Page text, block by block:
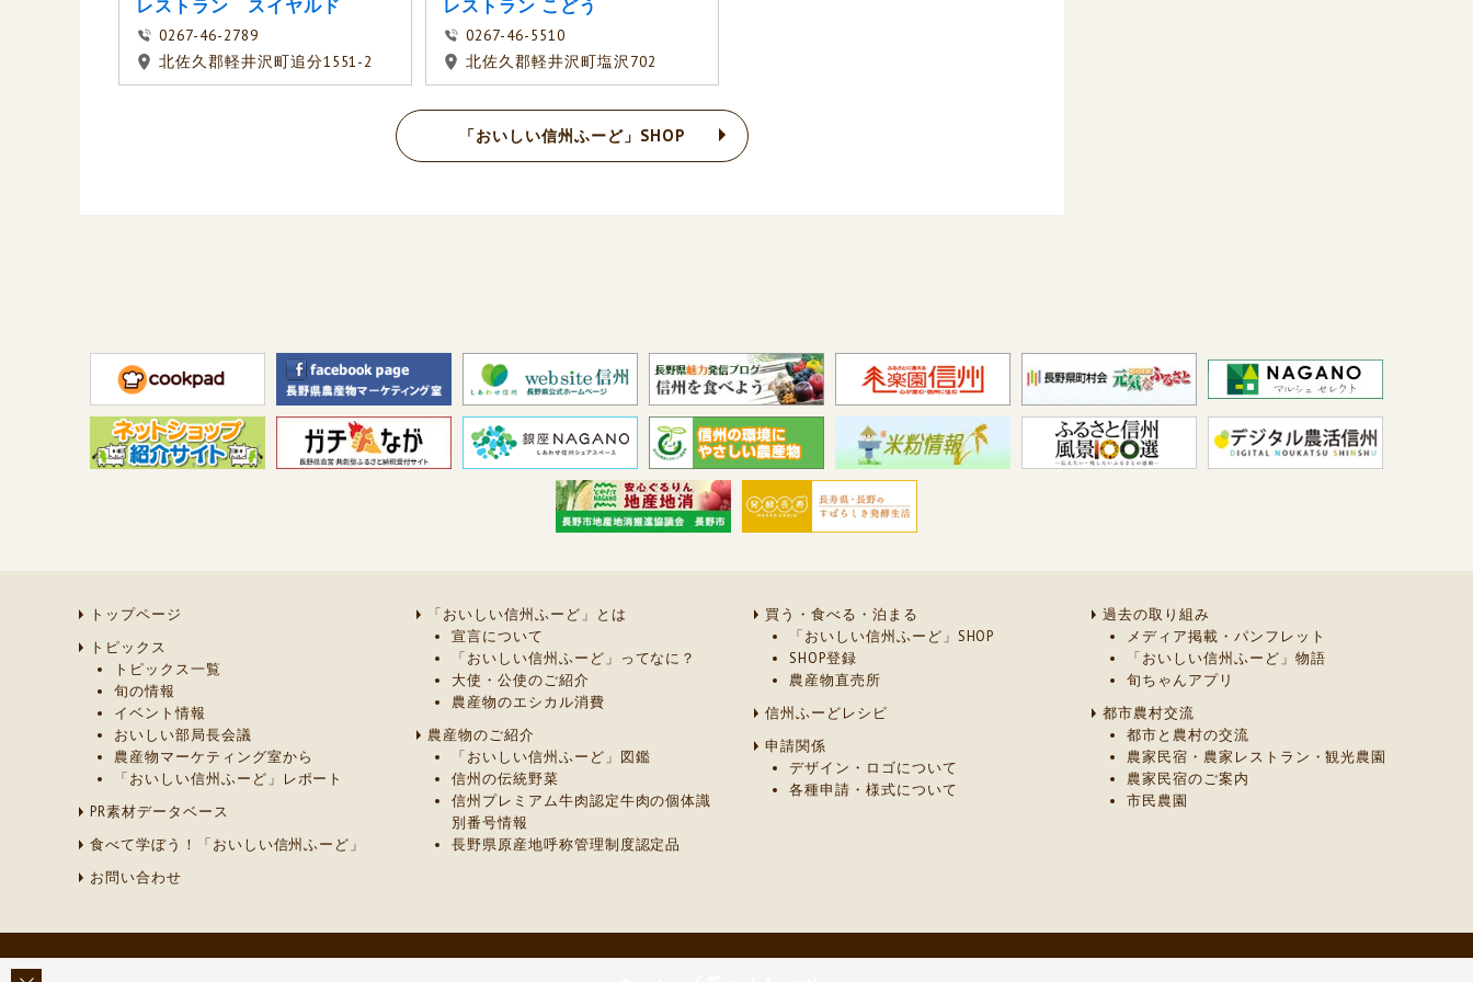
レストラン スイヤルド
0267-46-2789
北佐久郡軽井沢町追分1551-2
レストラン こどう
0267-46-5510
北佐久郡軽井沢町塩沢702
「おいしい信州ふーど」SHOP
トップページ
トピックス
トピックス一覧
旬の情報
イベント情報
おいしい部局長会議
農産物マーケティング室から
「おいしい信州ふーど」レポート
PR素材データベース
食べて学ぼう！「おいしい信州ふーど」
お問い合わせ
「おいしい信州ふーど」とは
宣言について
「おいしい信州ふーど」ってなに？
大使・公使のご紹介
農産物のエシカル消費
農産物のご紹介
「おいしい信州ふーど」図鑑
信州の伝統野菜
信州プレミアム牛肉認定牛肉の個体識
別番号情報
長野県原産地呼称管理制度認定品
買う・食べる・泊まる
「おいしい信州ふーど」SHOP
SHOP登録
農産物直売所
信州ふーどレシピ
申請関係
デザイン・ロゴについて
各種申請・様式について
過去の取り組み
メディア掲載・パンフレット
「おいしい信州ふーど」物語
旬ちゃんアプリ
都市農村交流
都市と農村の交流
農家民宿・農家レストラン・観光農園
農家民宿のご案内
市民農園